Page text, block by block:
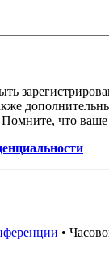
что ваше
•